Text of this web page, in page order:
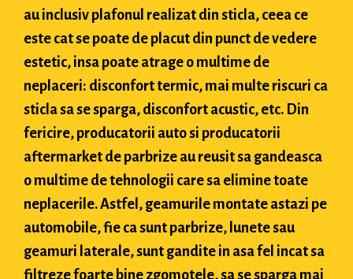
au inclusiv plafonul realizat din sticla, ceea ce
este cat se poate de placut din punct de vedere
estetic, insa poate atrage o multime de
neplaceri: disconfort termic, mai multe riscuri ca
sticla sa se sparga, disconfort acustic, etc. Din
fericire, producatorii auto si producatorii
aftermarket de parbrize au reusit sa gandeasca
o multime de tehnologii care sa elimine toate
neplacerile. Astfel, geamurile montate astazi pe
automobile, fie ca sunt parbrize, lunete sau
geamuri laterale, sunt gandite in asa fel incat sa
filtreze foarte bine zgomotele, sa se sparga mai